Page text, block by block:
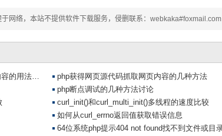
网络，本站不提供软件下载服务，侵删联系：webkaka#foxmail.com